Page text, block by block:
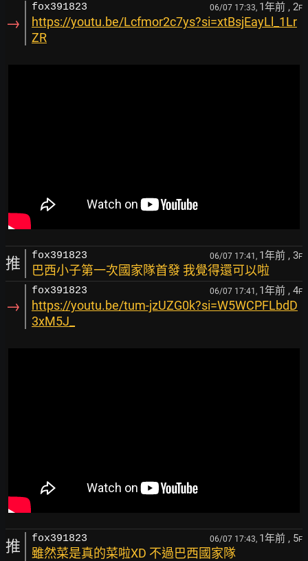
→
fox391823 06/07 17:33, 1年前 , 2F
https://youtu.be/Lcfmor2c7ys?si=xtBsjEayLl_1Lr
ZR
推 fox391823 06/07 17:41, 1年前 , 3F
巴西小子第一次國家隊首發 我覺得還可以啦
→
fox391823 06/07 17:41, 1年前 , 4F
https://youtu.be/tum-jzUZG0k?si=W5WCPFLbdD
3xM5J_
推 fox391823 06/07 17:43, 1年前 , 5F
雖然菜是真的菜啦XD 不過巴西國家隊